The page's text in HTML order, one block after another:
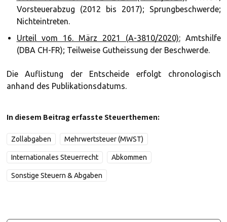
Vorsteuerabzug (2012 bis 2017); Sprungbeschwerde;
Nichteintreten.
Urteil vom 16. März 2021 (A-3810/2020):Amtshilfe
(DBA CH-FR); Teilweise Gutheissung der Beschwerde.
Die Auflistung der Entscheide erfolgt chronologisch
anhand des Publikationsdatums.
In diesem Beitrag erfasste Steuerthemen:
Zollabgaben Mehrwertsteuer (MWST)
Internationales Steuerrecht Abkommen
Sonstige Steuern & Abgaben